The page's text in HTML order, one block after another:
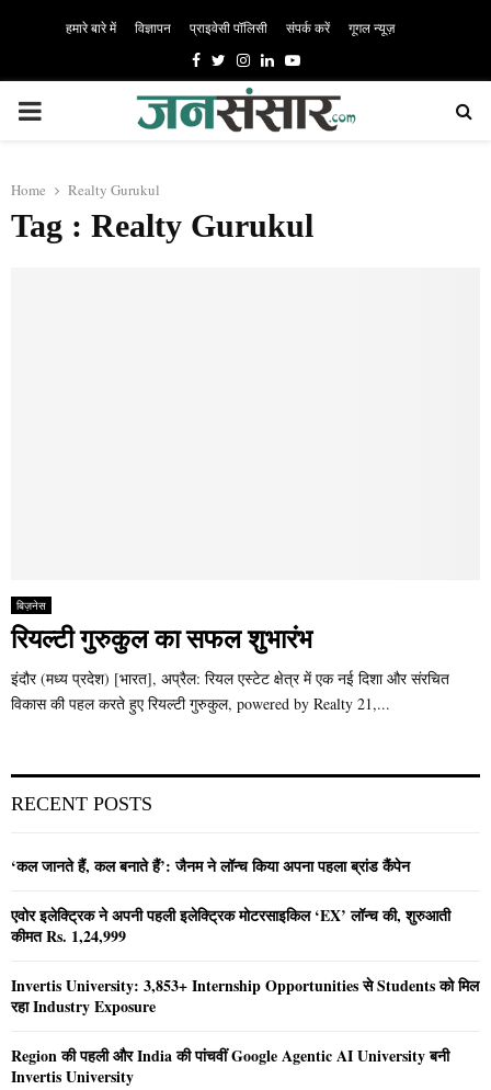
हमारे बारे में विज्ञापन प्राइवेसी पॉलिसी संपर्क करें गूगल न्यूज़
Facebook
TwitterInstagram
LinkedinYoutube
PRIMARY
Home Realty Gurukul
Tag : Realty Gurukul
बिज़नेस
रियल्टी गुरुकुल का सफल शुभारंभ
इंदौर (मध्य प्रदेश) [भारत], अप्रैल: रियल एस्टेट क्षेत्र में एक नई दिशा और संरचित
विकास की पहल करते हुए रियल्टी गुरुकुल, powered by Realty 21,...
RECENT POSTS
‘कल जानते हैं, कल बनाते हैं’: जैनम ने लॉन्च किया अपना पहला ब्रांड कैंपेन
एवोर इलेक्ट्रिक ने अपनी पहली इलेक्ट्रिक मोटरसाइकिल ‘EX’ लॉन्च की, शुरुआती
कीमत Rs. 1,24,999
Invertis University: 3,853+ Internship Opportunities से Students को मिल
रहा Industry Exposure
Region की पहली और India की पांचवीं Google Agentic AI University बनी
Invertis University